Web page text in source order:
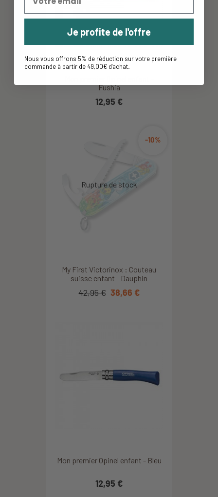
Fushia
12,95 €
My First Victorinox : Couteau
suisse enfant - Dauphin
-10%
42,95 € 38,66 €
Mon premier Opinel enfant - Bleu
12,95 €
Je profite de l'offre
Nous vous offrons 5% de réduction sur votre première
commande à partir de 49,00€ d'achat